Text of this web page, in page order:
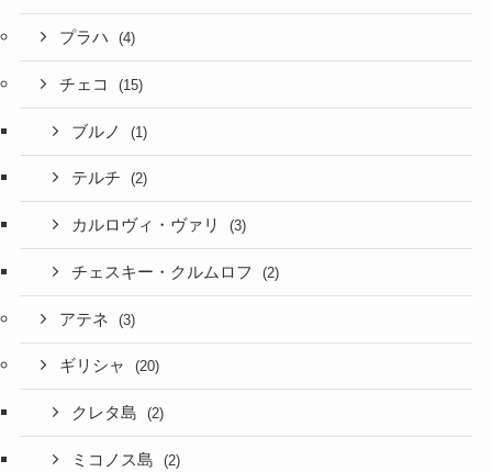
プラハ (4)
チェコ (15)
ブルノ (1)
テルチ (2)
カルロヴィ・ヴァリ (3)
チェスキー・クルムロフ (2)
アテネ (3)
ギリシャ (20)
クレタ島 (2)
ミコノス島 (2)